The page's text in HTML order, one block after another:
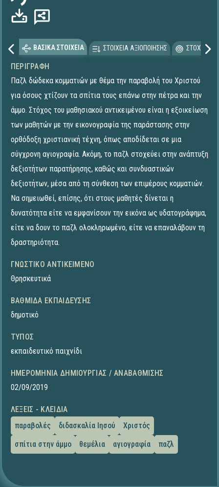
ΒΑΣΙΚΑ ΣΤΟΙΧΕΙΑ ΣΤΟΙΧΕΙΑ ΑΞΙΟΠΟΙΗΣΗΣ
ΠΕΡΙΓΡΑΦΉ
Παζλ δώδεκα κομματιών με θέμα την παραβολή του Χριστού
για όσους χτίζουν τα σπίτια τους επάνω στην πέτρα και την
άμμο. Στόχος του μαθησιακού αντικειμένου είναι η εξοικείωση
των μαθητών με την εικονογραφία της παράστασης στην
ορθόδοξη χριστιανική τέχνη, όπως αποδίδεται σε μια
σύγχρονη αγιογραφία. Ακόμη, το παζλ στοχεύει στην ανάπτυξη
δεξιοτήτων παρατήρησης, καθώς και συνδυαστικών
δεξιοτήτων, μέσα από τη σύνθεση των επιμέρους κομματιών.
Να σημειωθεί, επίσης, ότι στους μαθητές δίνεται η
δυνατότητα είτε να εμφανίσουν την εικόνα ως υδατογράφημα,
είτε να δουν το παζλ ολοκληρωμένο, είτε να επαναλάβουν τη
δραστηριότητα.
ΓΝΩΣΤΙΚΌ ΑΝΤΙΚΕΊΜΕΝΟ
Θρησκευτικά
ΒΑΘΜΊΔΑ ΕΚΠΑΊΔΕΥΣΗΣ
δημοτικό
ΤΎΠΟΣ
εκπαιδευτικό παιχνίδι
ΗΜΕΡΟΜΗΝΊΑ ΔΗΜΙΟΥΡΓΊΑΣ / ΑΝΑΒΆΘΜΙΣΗΣ
02/09/2019
ΛΈΞΕΙΣ - ΚΛΕΙΔΙΆ
παραβολές
διδασκαλία Ιησού
Χριστός
σπίτια στην άμμο
θεμέλια αγιογραφία παζλ